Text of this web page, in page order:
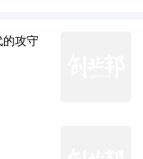
攻守